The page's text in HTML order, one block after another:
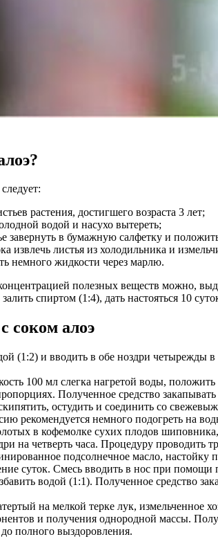
растения, достигшего возраста 3 лет;
водой и насухо вытереть;
завернуть в бумажную салфетку и
извлечь листья из холодильника и
немного жидкости через марлю.
полезных веществ можно,
спиртом (1:4), дать настояться 10
соком алоэ
(1:2) и вводить в обе ноздри четырежды
100 мл слегка нагретой воды, положить
Полученное средство закапывать
остудить и соединить со
рекомендуется немного подогреть на
в кофемолке сухих плодов
на четверть часа. Процедуру проводить
подсолнечное масло, настойку
суток. Смесь вводить в нос при
водой (1:1). Полученное средство
на мелкой терке лук,
и получения однородной массы.
полного выздоровления.